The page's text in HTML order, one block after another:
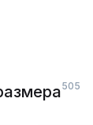
505